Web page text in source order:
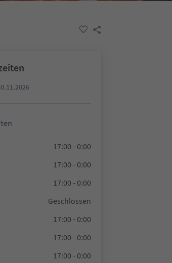
17:00 - 0:00
17:00 - 0:00
17:00 - 0:00
Geschlossen
17:00 - 0:00
17:00 - 0:00
17:00 - 0:00